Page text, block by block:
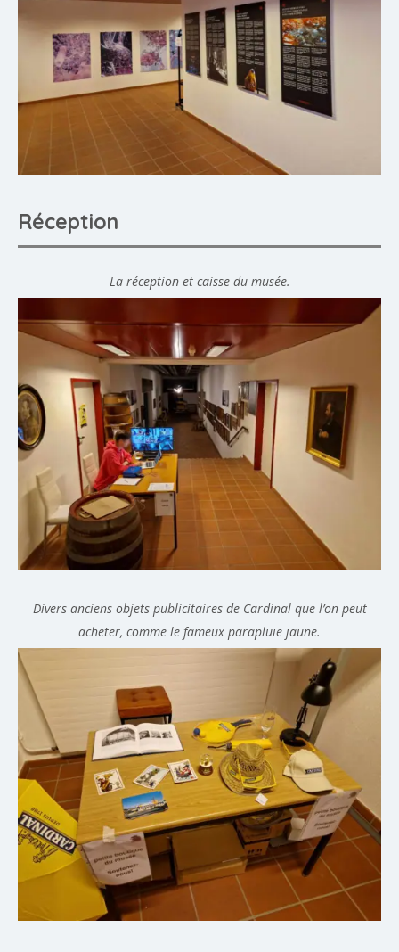
Réception
La réception et caisse du musée.
Divers anciens objets publicitaires de Cardinal que l’on peut
acheter, comme le fameux parapluie jaune.